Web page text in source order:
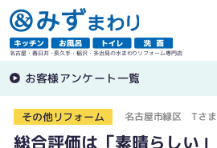
名古屋・春日井・長久手・稲沢・多治見の水まわりリフォーム専門店
お客様アンケート一覧
その他リフォーム 名古屋市緑区 Tさま
総合評価は「素晴らしい」